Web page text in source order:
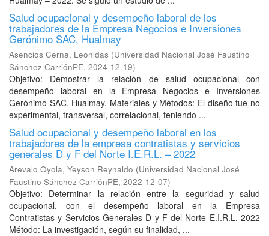
Salud ocupacional y desempeño laboral de los
trabajadores de la Empresa Negocios e Inversiones
Gerónimo SAC, Hualmay
Asencios Cerna, Leonidas (Universidad Nacional José Faustino
Sánchez CarriónPE, 2024-12-19)
Objetivo: Demostrar la relación de salud ocupacional con
desempeño laboral en la Empresa Negocios e Inversiones
Gerónimo SAC, Hualmay. Materiales y Métodos: El diseño fue no
experimental, transversal, correlacional, teniendo ...
Salud ocupacional y desempeño laboral en los
trabajadores de la empresa contratistas y servicios
generales D y F del Norte I.E.R.L. – 2022
Arevalo Oyola, Yeyson Reynaldo (Universidad Nacional José
Faustino Sánchez CarriónPE, 2022-12-07)
Objetivo: Determinar la relación entre la seguridad y salud
ocupacional, con el desempeño laboral en la Empresa
Contratistas y Servicios Generales D y F del Norte E.I.R.L. 2022
Método: La investigación, según su finalidad, ...